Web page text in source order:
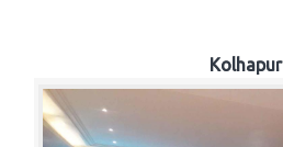
Kolhapur